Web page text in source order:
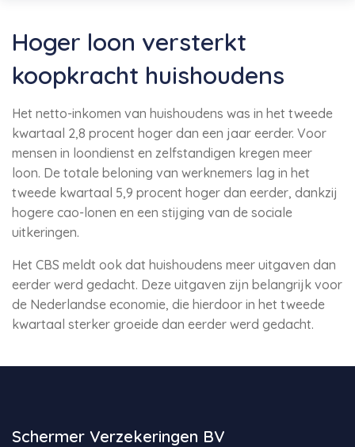
Hoger loon versterkt
koopkracht huishoudens
Het netto-inkomen van huishoudens was in het tweede
kwartaal 2,8 procent hoger dan een jaar eerder. Voor
mensen in loondienst en zelfstandigen kregen meer
loon. De totale beloning van werknemers lag in het
tweede kwartaal 5,9 procent hoger dan eerder, dankzij
hogere cao-lonen en een stijging van de sociale
uitkeringen.
Het CBS meldt ook dat huishoudens meer uitgaven dan
eerder werd gedacht. Deze uitgaven zijn belangrijk voor
de Nederlandse economie, die hierdoor in het tweede
kwartaal sterker groeide dan eerder werd gedacht.
Schermer Verzekeringen BV